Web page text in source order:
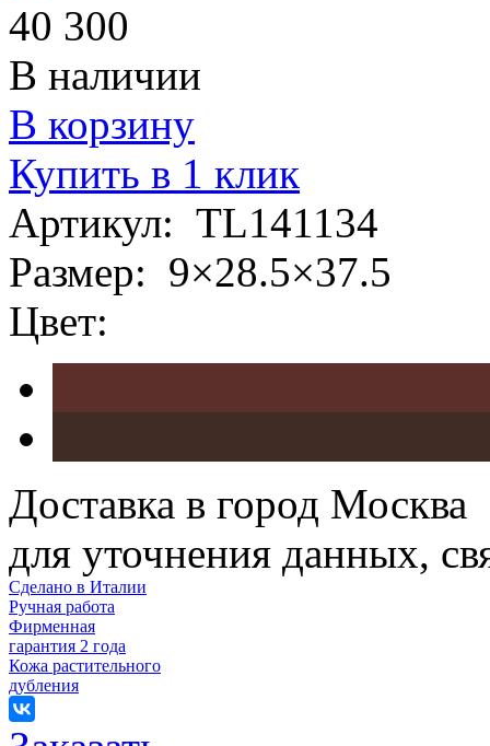
40 300
В наличии
В корзину
Купить в 1 клик
Артикул: TL141134
Размер: 9×28.5×37.5
Цвет:
Доставка в город Москва
для уточнения данных,
Сделано в Италии
Ручная работа
Фирменная
гарантия 2 года
Кожа растительного
дубления